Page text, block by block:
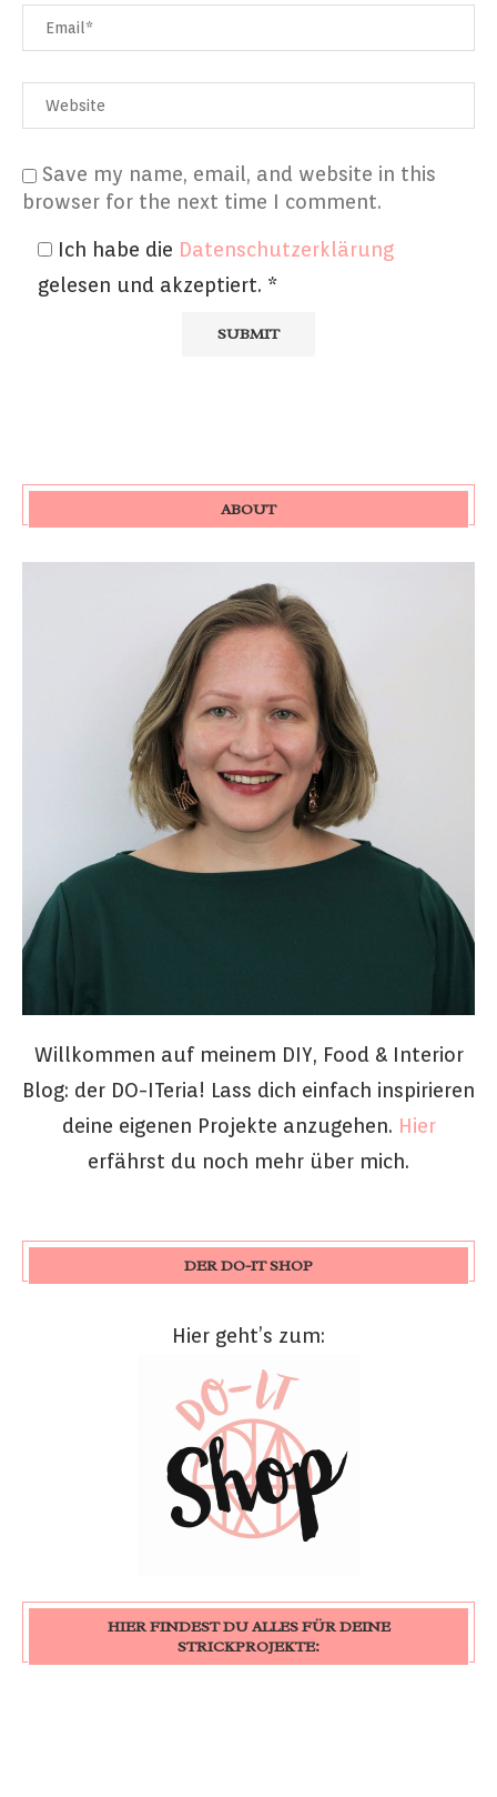
Save my name, email, and website in this
browser for the next time I comment.
Ich habe die Datenschutzerklärung
gelesen und akzeptiert. *
ABOUT
Willkommen auf meinem DIY, Food & Interior
Blog: der DO-ITeria! Lass dich einfach inspirieren
deine eigenen Projekte anzugehen. Hier
erfährst du noch mehr über mich.
DER DO-IT SHOP
Hier geht’s zum:
HIER FINDEST DU ALLES FÜR DEINE
STRICKPROJEKTE: